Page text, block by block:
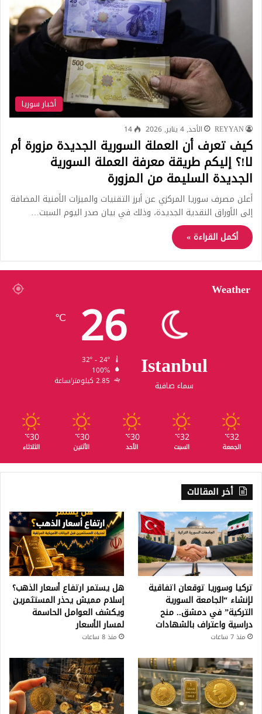
أخبار سوريا
REYYAN الأحد, 4 يناير, 2026 14
كيف تعرف أن العملة السورية الجديدة مزورة أم
لا!؟ إليكم طريقة معرفة العملة السورية
الجديدة السليمة من المزورة
أعلن مصرف سوريا المركزي عن أبرز التقنيات والميزات الأمنية المضافة
إلى الأوراق النقدية الجديدة، وذلك في بيان صدر اليوم السبت…
أكمل القراءة »
Weather
Istanbul
سماء صافية
26
℃
100%
2.85 كيلومتر/ساعة
32
℃
الجمعة
32
℃
السبت
30
℃
الأحد
30
℃
الأثنين
30
℃
الثلاثاء
أخر المقالات
تركيا وسوريا توقعان اتفاقية
لإنشاء “الجامعة السورية
التركية” في دمشق.. منح
دراسية واعتراف بالشهادات
منذ 7 ساعات
هل يستمر ارتفاع أسعار الذهب؟
إسلام مميش يحذر المستثمرين
ويكشف العوامل الحاسمة
لمسار الأسعار
منذ 8 ساعات